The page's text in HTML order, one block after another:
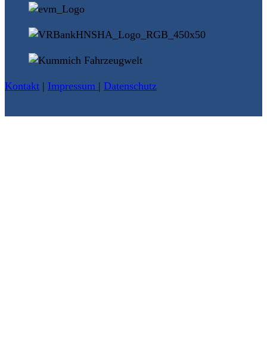
Kontakt | Impressum | Datenschutz